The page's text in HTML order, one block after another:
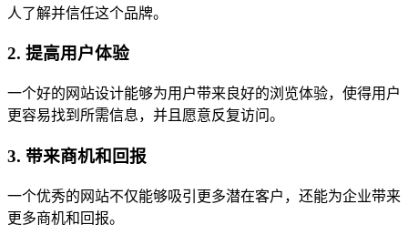
人了解并信任这个品牌。
2. 提高用户体验
一个好的网站设计能够为用户带来良好的浏览体验，使得用户
更容易找到所需信息，并且愿意反复访问。
3. 带来商机和回报
一个优秀的网站不仅能够吸引更多潜在客户，还能为企业带来
更多商机和回报。